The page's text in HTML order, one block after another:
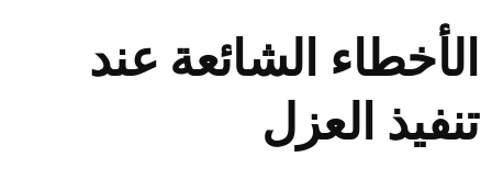
الأخطاء الشائعة عند
تنفيذ العزل